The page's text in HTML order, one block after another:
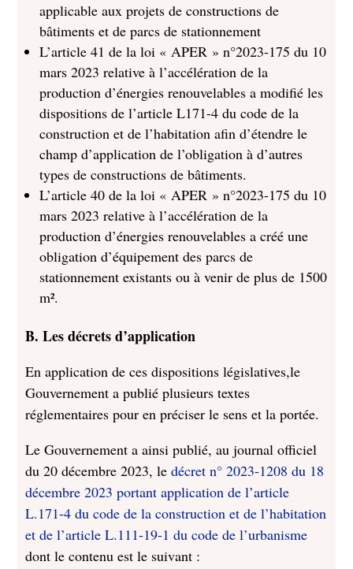
applicable aux projets de constructions de
bâtiments et de parcs de stationnement
L’article 41 de la loi « APER » n°2023-175 du 10
mars 2023 relative à l’accélération de la
production d’énergies renouvelables a modifié les
dispositions de l’article L171-4 du code de la
construction et de l’habitation afin d’étendre le
champ d’application de l’obligation à d’autres
types de constructions de bâtiments.
L’article 40 de la loi « APER » n°2023-175 du 10
mars 2023 relative à l’accélération de la
production d’énergies renouvelables a créé une
obligation d’équipement des parcs de
stationnement existants ou à venir de plus de 1500
m².
B. Les décrets d’application
En application de ces dispositions législatives,le
Gouvernement a publié plusieurs textes
réglementaires pour en préciser le sens et la portée.
Le Gouvernement a ainsi publié, au journal officiel
du 20 décembre 2023, ledécret n° 2023-1208 du 18
décembre 2023 portant application de l’article
L.171-4 du code de la construction et de l’habitation
et de l’article L.111-19-1 du code de l’urbanisme
dont le contenu est le suivant :